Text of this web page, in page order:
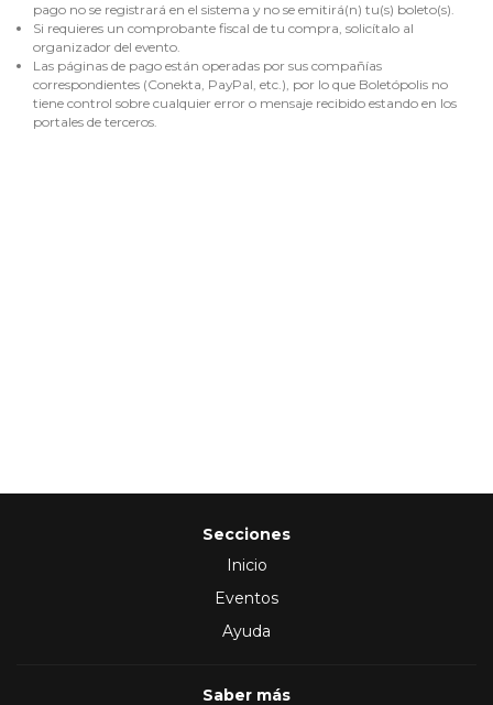
pago no se registrará en el sistema y no se emitirá(n) tu(s) boleto(s).
Si requieres un comprobante fiscal de tu compra, solicítalo al
organizador del evento.
Las páginas de pago están operadas por sus compañías
correspondientes (Conekta, PayPal, etc.), por lo que Boletópolis no
tiene control sobre cualquier error o mensaje recibido estando en los
portales de terceros.
Secciones
Inicio
Eventos
Ayuda
Saber más